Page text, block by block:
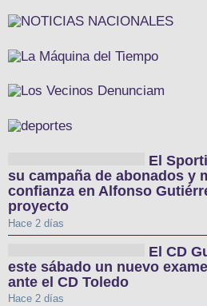
El
su campaña de abonados y
confianza en Alfonso
proyecto
Hace 2 días
El CD
este sábado un nuevo
ante el CD Toledo
Hace 2 días